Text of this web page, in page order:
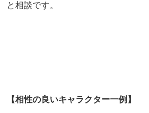
と相談です。
【相性の良いキャラクター一例】